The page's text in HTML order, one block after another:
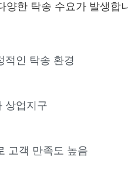
양한 탁송 수요가 발생합
적인 탁송 환경
상업지구
고객 만족도 높음